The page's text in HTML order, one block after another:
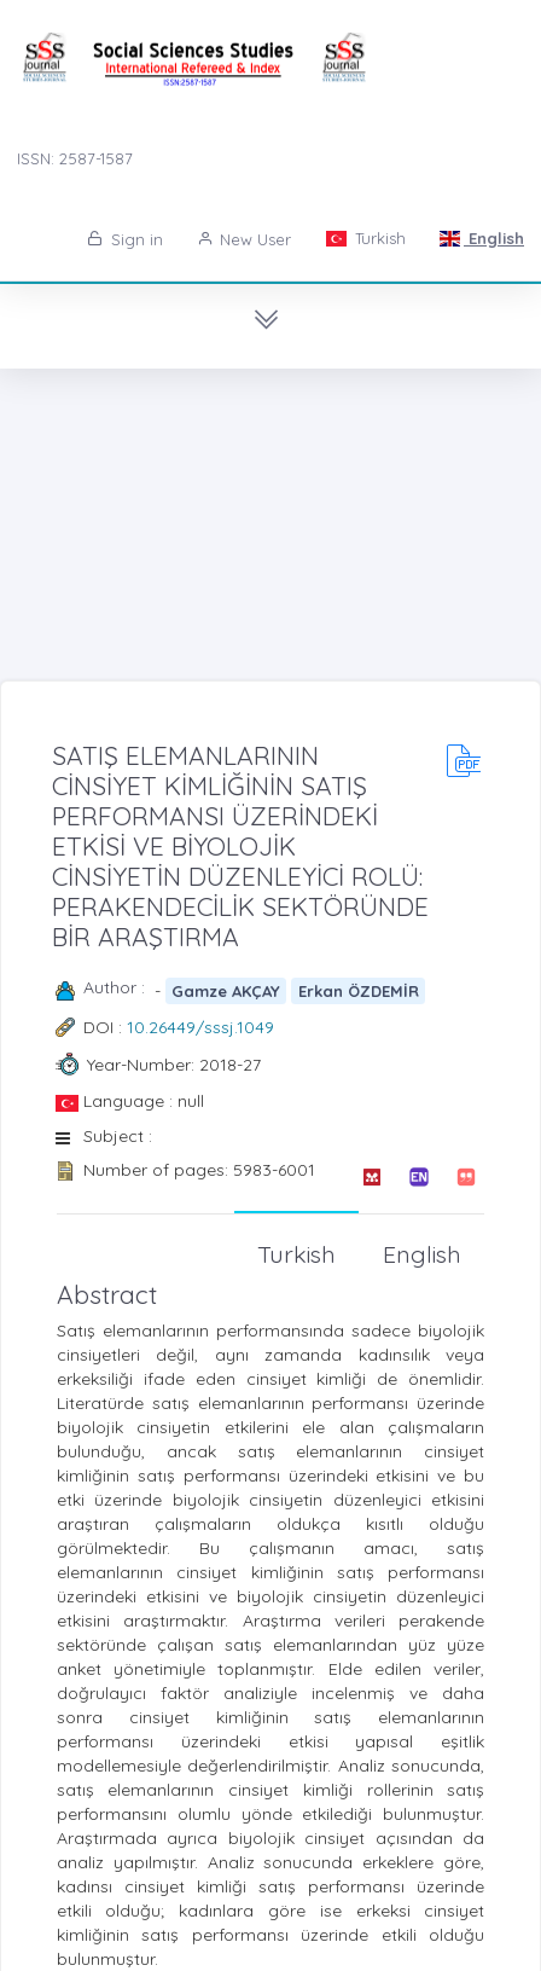
ISSN: 2587-1587
Sign in New User Turkish English
SATIŞ ELEMANLARININ
CİNSİYET KİMLİĞİNİN SATIŞ
PERFORMANSI ÜZERİNDEKİ
ETKİSİ VE BİYOLOJİK
CİNSİYETİN DÜZENLEYİCİ ROLÜ:
PERAKENDECİLİK SEKTÖRÜNDE
BİR ARAŞTIRMA
Author : - Gamze AKÇAY Erkan ÖZDEMİR
DOI : 10.26449/sssj.1049
Year-Number: 2018-27
Language : null
Subject :
Number of pages: 5983-6001
English
Turkish
Abstract
Satış elemanlarının performansında sadece biyolojik
cinsiyetleri değil, aynı zamanda kadınsılık veya
erkeksiliği ifade eden cinsiyet kimliği de önemlidir.
Literatürde satış elemanlarının performansı üzerinde
biyolojik cinsiyetin etkilerini ele alan çalışmaların
bulunduğu, ancak satış elemanlarının cinsiyet
kimliğinin satış performansı üzerindeki etkisini ve bu
etki üzerinde biyolojik cinsiyetin düzenleyici etkisini
araştıran çalışmaların oldukça kısıtlı olduğu
görülmektedir. Bu çalışmanın amacı, satış
elemanlarının cinsiyet kimliğinin satış performansı
üzerindeki etkisini ve biyolojik cinsiyetin düzenleyici
etkisini araştırmaktır. Araştırma verileri perakende
sektöründe çalışan satış elemanlarından yüz yüze
anket yönetimiyle toplanmıştır. Elde edilen veriler,
doğrulayıcı faktör analiziyle incelenmiş ve daha
sonra cinsiyet kimliğinin satış elemanlarının
performansı üzerindeki etkisi yapısal eşitlik
modellemesiyle değerlendirilmiştir. Analiz sonucunda,
satış elemanlarının cinsiyet kimliği rollerinin satış
performansını olumlu yönde etkilediği bulunmuştur.
Araştırmada ayrıca biyolojik cinsiyet açısından da
analiz yapılmıştır. Analiz sonucunda erkeklere göre,
kadınsı cinsiyet kimliği satış performansı üzerinde
etkili olduğu; kadınlara göre ise erkeksi cinsiyet
kimliğinin satış performansı üzerinde etkili olduğu
bulunmuştur.